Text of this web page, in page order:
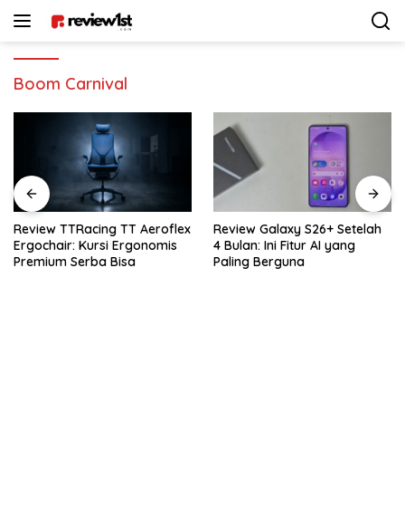
Boom Carnival
Review Galaxy S26+ Setelah
4 Bulan: Ini Fitur AI yang
Paling Berguna
Review Sennheiser MKE
Rekomendasi Mic
Terbaik Buat Kamera &